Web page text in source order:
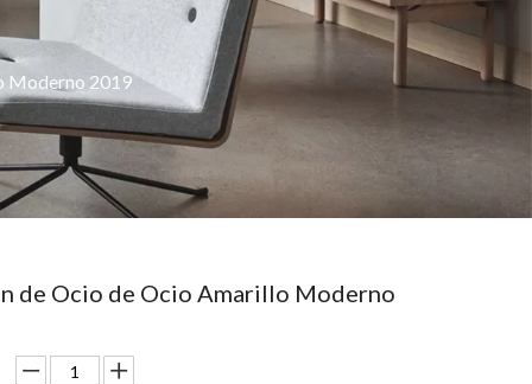
Moderno 2019
de Ocio de Ocio Amarillo Moderno